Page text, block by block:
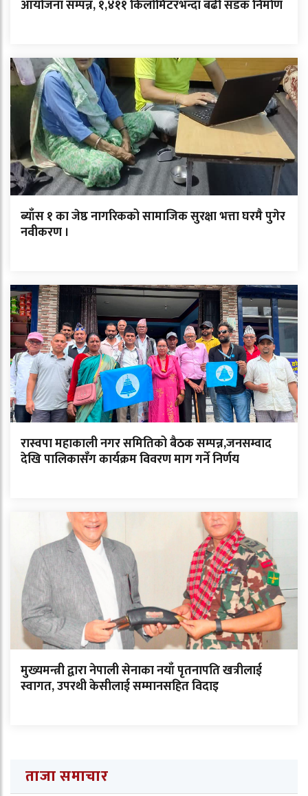
आयोजना सम्पन्न, १,४११ किलोमिटरभन्दा बढी सडक निर्माण
ब्याँस १ का जेष्ठ नागरिकको सामाजिक सुरक्षा भत्ता घरमै पुगेर
नवीकरण ।
रास्वपा महाकाली नगर समितिको बैठक सम्पन्न,जनसम्वाद
देखि पालिकासँग कार्यक्रम विवरण माग गर्ने निर्णय
मुख्यमन्त्री द्वारा नेपाली सेनाका नयाँ पृतनापति खत्रीलाई
स्वागत, उपरथी केसीलाई सम्मानसहित विदाइ
ताजा समाचार